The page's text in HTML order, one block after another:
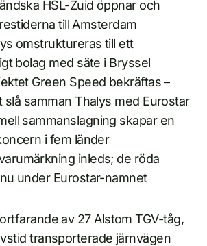
HSL-Zuid öppnar och
till Amsterdam
omstruktureras till ett
bolag med säte i Bryssel
Green Speed bekräftas –
slå samman Thalys med Eurostar
sammanslagning skapar en
i fem länder
inleds; de röda
under Eurostar-namnet
av 27 Alstom TGV-tåg,
transporterade järnvägen